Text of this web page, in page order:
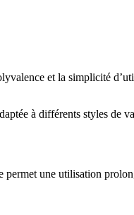
et la simplicité
à différents styles de
une utilisation